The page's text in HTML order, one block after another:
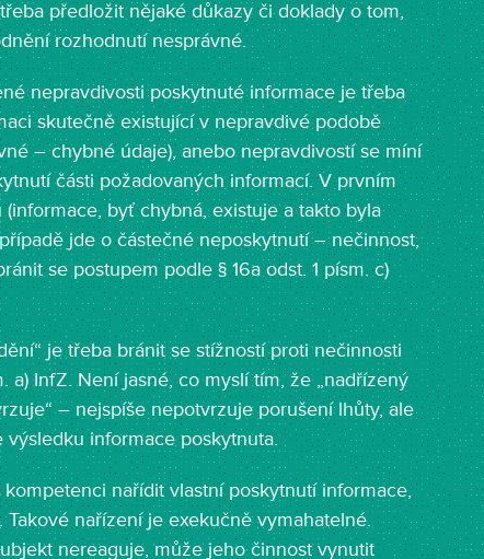
předložit nějaké důkazy či doklady o tom,
rozhodnutí nesprávné.
nepravdivosti poskytnuté informace je třeba
skutečně existující v nepravdivé podobě
– chybné údaje), anebo nepravdivostí se míní
části požadovaných informací. V prvním
byť chybná, existuje a takto byla
jde o částečné neposkytnutí – nečinnost,
se postupem podle § 16a odst. 1 písm. c)
je třeba bránit se stížností proti nečinnosti
a) InfZ. Není jasné, co myslí tím, že „nadřízený
– nejspíše nepotvrzuje porušení lhůty, ale
informace poskytnuta.
nařídit vlastní poskytnutí informace,
nařízení je exekučně vymahatelné.
nereaguje, může jeho činnost vynutit